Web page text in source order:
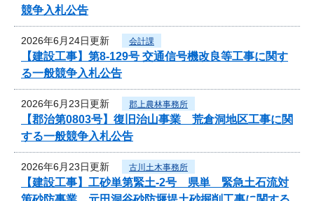
競争入札公告
2026年6月24日更新 会計課
【建設工事】第8-129号 交通信号機改良等工事に関す
る一般競争入札公告
2026年6月23日更新 郡上農林事務所
【郡治第0803号】復旧治山事業 荒倉洞地区工事に関
する一般競争入札公告
2026年6月23日更新 古川土木事務所
【建設工事】工砂単第緊土-2号 県単 緊急土石流対